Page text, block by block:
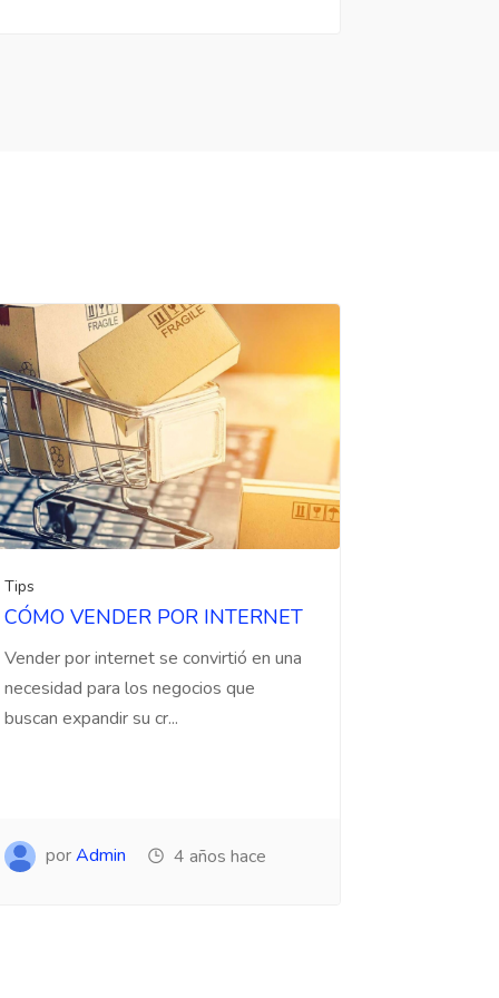
Tips
CÓMO VENDER POR INTERNET
Vender por internet se convirtió en una
necesidad para los negocios que
buscan expandir su cr...
porAdmin 4 años hace